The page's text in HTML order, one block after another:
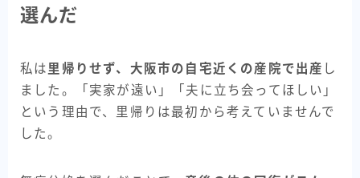
選んだ
私は里帰りせず、大阪市の自宅近くの産院で出産 し
ました。「実家が遠い」「夫に立ち会ってほしい」
という理由で、里帰りは最初から考えていませんで
した。